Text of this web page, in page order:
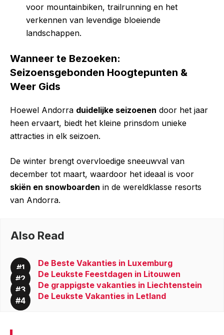
voor mountainbiken, trailrunning en het
verkennen van levendige bloeiende
landschappen.
Wanneer te Bezoeken:
Seizoensgebonden Hoogtepunten &
Weer Gids
Hoewel Andorra duidelijke seizoenen door het jaar
heen ervaart, biedt het kleine prinsdom unieke
attracties in elk seizoen.
De winter brengt overvloedige sneeuwval van
december tot maart, waardoor het ideaal is voor
skiën en snowboarden in de wereldklasse resorts
van Andorra.
Also Read
De Beste Vakanties in Luxemburg
De Leukste Feestdagen in Litouwen
De grappigste vakanties in Liechtenstein
De Leukste Vakanties in Letland